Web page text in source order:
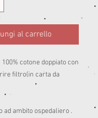
al carrello
cotone doppiato con
filtro(in carta da
ad ambito ospedaliero .